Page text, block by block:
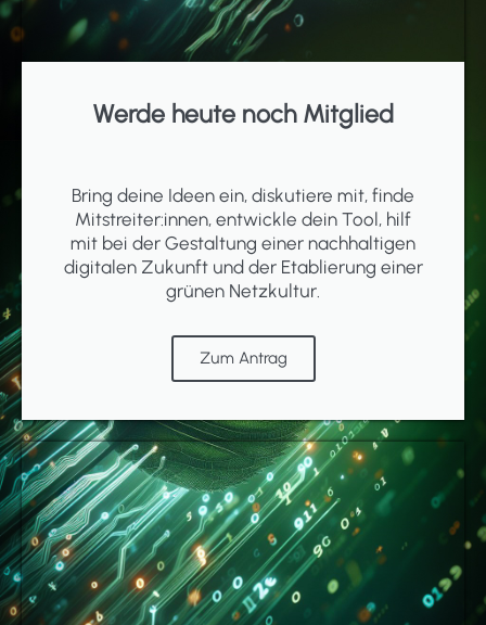
Werde heute noch Mitglied
Bring deine Ideen ein, diskutiere mit, finde
Mitstreiter:innen, entwickle dein Tool, hilf
mit bei der Gestaltung einer nachhaltigen
digitalen Zukunft und der Etablierung einer
grünen Netzkultur.
Zum Antrag